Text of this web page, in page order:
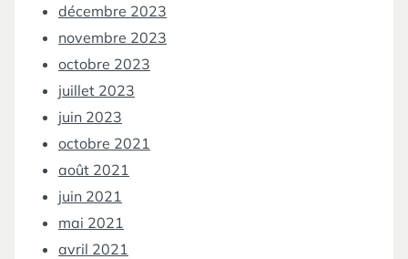
décembre 2023
novembre 2023
octobre 2023
juillet 2023
juin 2023
octobre 2021
août 2021
juin 2021
mai 2021
avril 2021